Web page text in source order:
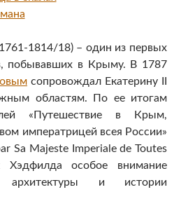
1814/18) – один из первых
побывавших в Крыму. В 1787
сопровождал Екатерину II
областям. По ее итогам
«Путешествие в Крым,
императрицей всея России»
Sa Majeste Imperiale de Toutes
Хэдфилда особое внимание
архитектуры и истории